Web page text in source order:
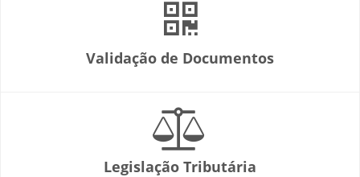
Validação de Documentos
Legislação Tributária